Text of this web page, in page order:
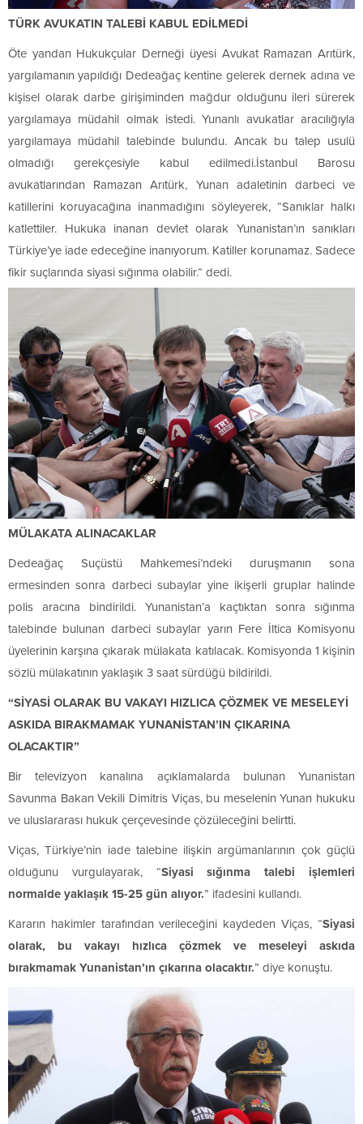
TÜRK AVUKATIN TALEBİ KABUL EDİLMEDİ
Öte yandan Hukukçular Derneği üyesi Avukat Ramazan Arıtürk,
yargılamanın yapıldığı Dedeağaç kentine gelerek dernek adına ve
kişisel olarak darbe girişiminden mağdur olduğunu ileri sürerek
yargılamaya müdahil olmak istedi. Yunanlı avukatlar aracılığıyla
yargılamaya müdahil talebinde bulundu. Ancak bu talep usulü
olmadığı gerekçesiyle kabul edilmedi.İstanbul Barosu
avukatlarından Ramazan Arıtürk, Yunan adaletinin darbeci ve
katillerini koruyacağına inanmadığını söyleyerek, “Sanıklar halkı
katlettiler. Hukuka inanan devlet olarak Yunanistan’ın sanıkları
Türkiye’ye iade edeceğine inanıyorum. Katiller korunamaz. Sadece
fikir suçlarında siyasi sığınma olabilir.“ dedi.
MÜLAKATA ALINACAKLAR
Dedeağaç Suçüstü Mahkemesi’ndeki duruşmanın sona
ermesinden sonra darbeci subaylar yine ikişerli gruplar halinde
polis aracına bindirildi. Yunanistan’a kaçtıktan sonra sığınma
talebinde bulunan darbeci subaylar yarın Fere İltica Komisyonu
üyelerinin karşına çıkarak mülakata katılacak. Komisyonda 1 kişinin
sözlü mülakatının yaklaşık 3 saat sürdüğü bildirildi.
“SİYASİ OLARAK BU VAKAYI HIZLICA ÇÖZMEK VE MESELEYİ
ASKIDA BIRAKMAMAK YUNANİSTAN’IN ÇIKARINA
OLACAKTIR”
Bir televizyon kanalına açıklamalarda bulunan Yunanistan
Savunma Bakan Vekili Dimitris Viças, bu meselenin Yunan hukuku
ve uluslararası hukuk çerçevesinde çözüleceğini belirtti.
Viças, Türkiye’nin iade talebine ilişkin argümanlarının çok güçlü
olduğunu vurgulayarak, “Siyasi sığınma talebi işlemleri
normalde yaklaşık 15-25 gün alıyor.” ifadesini kullandı.
Kararın hakimler tarafından verileceğini kaydeden Viças, “Siyasi
olarak, bu vakayı hızlıca çözmek ve meseleyi askıda
bırakmamak Yunanistan’ın çıkarına olacaktır.” diye konuştu.